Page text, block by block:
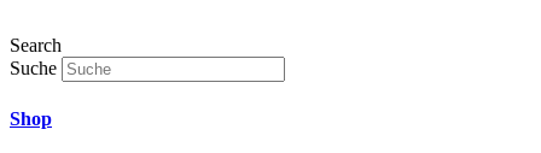
Search
Suche
Shop